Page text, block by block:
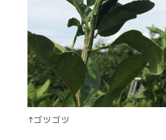
↑ゴツゴツ